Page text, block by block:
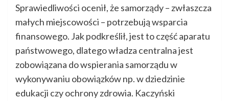
Sprawiedliwości ocenił, że samorządy – zwłaszcza
małych miejscowości – potrzebują wsparcia
finansowego. Jak podkreślił, jest to część aparatu
państwowego, dlatego władza centralna jest
zobowiązana do wspierania samorządu w
wykonywaniu obowiązków np. w dziedzinie
edukacji czy ochrony zdrowia. Kaczyński